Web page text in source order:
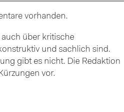
vorhanden.
auch über kritische
und sachlich sind.
gibt es nicht. Die Redaktion
vor.